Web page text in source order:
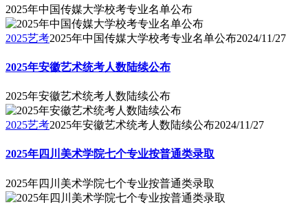
2025年中国传媒大学校考专业名单公布
2025艺考2025年中国传媒大学校考专业名单公布2024/11/27
2025年安徽艺术统考人数陆续公布
2025年安徽艺术统考人数陆续公布
2025艺考2025年安徽艺术统考人数陆续公布2024/11/27
2025年四川美术学院七个专业按普通类录取
2025年四川美术学院七个专业按普通类录取